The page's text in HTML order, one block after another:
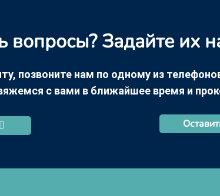
вопросы? Задайте их
позвоните нам по одному из
с вами в ближайшее время и